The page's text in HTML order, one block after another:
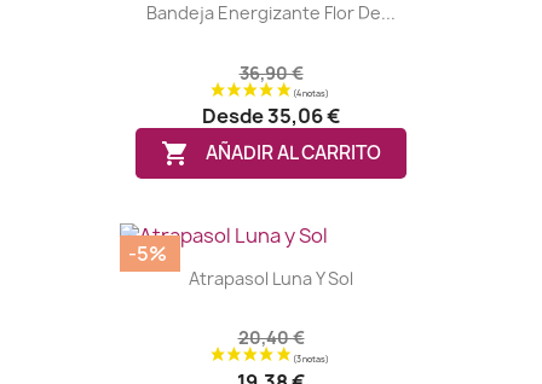
Bandeja Energizante Flor De...
36,90 €
Desde35,06 €
 AÑADIR AL CARRITO
Atrapasol Luna Y Sol
20,40 €
-5%